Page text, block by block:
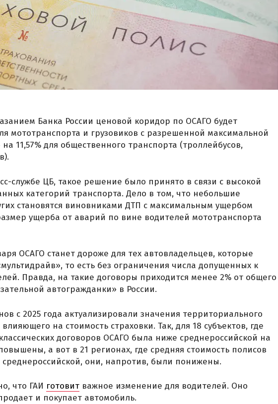
Банка России ценовой коридор по ОСАГО будет
мототранспорта и грузовиков с разрешенной максимальной
на 11,57% для общественного транспорта (троллейбусов,
службе ЦБ, такое решение было принято в связи с высокой
категорий транспорта. Дело в том, что небольшие
становятся виновниками ДТП с максимальным ущербом
ущерба от аварий по вине водителей мототранспорта
ОСАГО станет дороже для тех автовладельцев, которые
то есть без ограничения числа допущенных к
Правда, на такие договоры приходится менее 2% от общего
автогражданки» в России.
с 2025 года актуализировали значения территориального
на стоимость страховки. Так, для 18 субъектов, где
договоров ОСАГО была ниже среднероссийской на
а вот в 21 регионах, где средняя стоимость полисов
среднероссийской, они, напротив, были понижены.
что ГАИ готовит важное изменение для водителей. Оно
и покупает автомобиль.